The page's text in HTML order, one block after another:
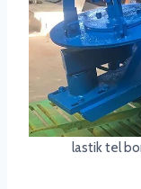
lastik tel